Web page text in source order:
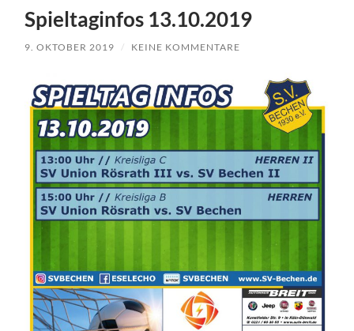
Spieltaginfos 13.10.2019
9. OKTOBER 2019 / KEINE KOMMENTARE